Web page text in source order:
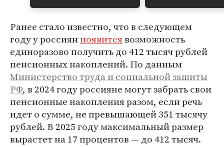
Ранее стало известно, что в следующем
году у россиянпоявитсявозможность
единоразово получить до 412 тысяч рублей
пенсионных накоплений. По данным
Министерство труда и социальной защиты
РФ, в 2024 году россияне могут забрать свои
пенсионные накопления разом, если речь
идет о сумме, не превышающей 351 тысячу
рублей. В 2025 году максимальный размер
вырастет на 17 процентов — до 412 тысяч.